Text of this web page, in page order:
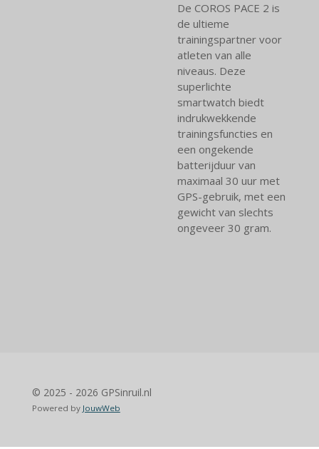
De COROS PACE 2 is
de ultieme
trainingspartner voor
atleten van alle
niveaus. Deze
superlichte
smartwatch biedt
indrukwekkende
trainingsfuncties en
een ongekende
batterijduur van
maximaal 30 uur met
GPS-gebruik, met een
gewicht van slechts
ongeveer 30 gram.
© 2025 - 2026 GPSinruil.nl
Powered by JouwWeb